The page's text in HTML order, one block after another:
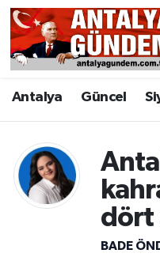
Antalya Güncel
dört
BADE
Antalya
Asayiş
Bilim & Teknoloji
Bölge
Antalya Nöbetçi
Antalya Hava
Antalya Namaz
Antalya Trafik
Süper Lig Puan